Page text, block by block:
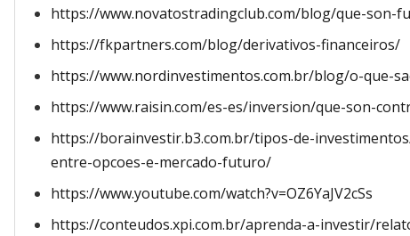
https://www.novatostradingclub.com/blog/que-son-
https://fkpartners.com/blog/derivativos-financeiros/
https://www.nordinvestimentos.com.br/blog/o-que-
https://www.raisin.com/es-es/inversion/que-son-
https://borainvestir.b3.com.br/tipos-de-
entre-opcoes-e-mercado-futuro/
https://www.youtube.com/watch?v=OZ6YaJV2cSs
https://conteudos.xpi.com.br/aprenda-a-investir/